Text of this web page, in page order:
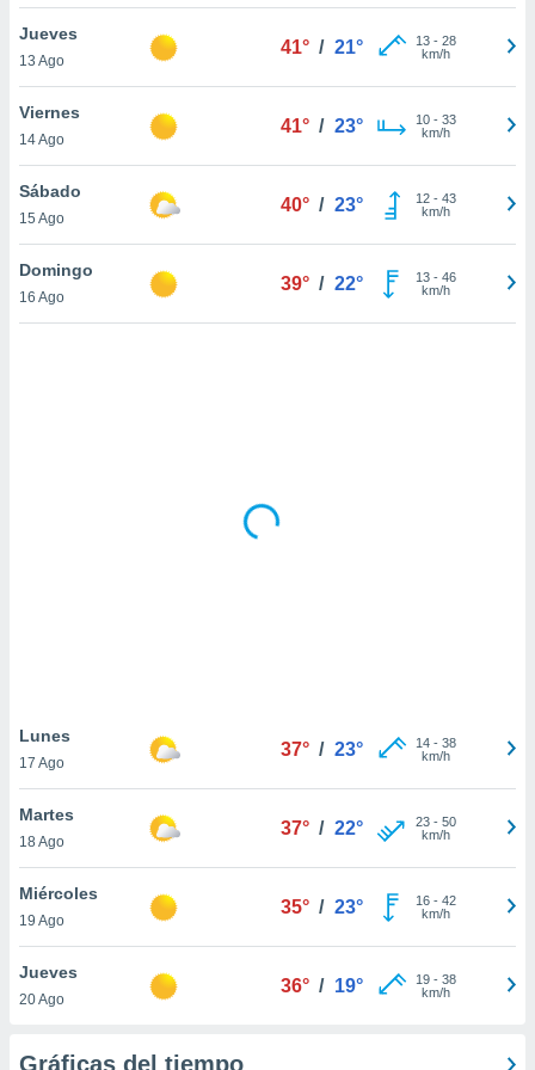
sitio
En
sean
el sitio
ni para
o
similares
como
sitio
de
traten tus
en
interés
su
Jueves
13 Ago
41° / 21° 13- 28
km/h
Viernes
14 Ago
41° / 23° 10- 33
km/h
Sábado
15 Ago
40° / 23° 12- 43
km/h
Domingo
16 Ago
39° / 22° 13- 46
km/h
Lunes
17 Ago
37° / 23° 14- 38
km/h
Martes
18 Ago
37° / 22° 23- 50
km/h
Miércoles
19 Ago
35° / 23° 16- 42
km/h
Jueves
20 Ago
36° / 19° 19- 38
km/h
Gráficas del tiempo